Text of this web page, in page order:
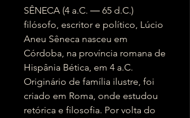
SÊNECA (4 a.C. ― 65 d.C.)
filósofo, escritor e político, Lúcio
Aneu Sêneca nasceu em
Córdoba, na província romana de
Hispânia Bética, em 4 a.C.
Originário de família ilustre, foi
criado em Roma, onde estudou
retórica e filosofia. Por volta do